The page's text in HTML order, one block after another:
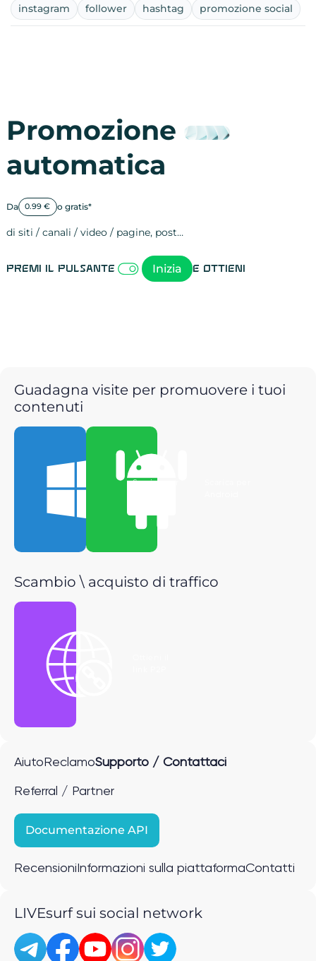
instagram follower hashtag promozione social
Promozione
automatica
Da 0.99 € o gratis*
di siti / canali / video / pagine, post…
Premi il pulsante Inizia e ottieni
Guadagna visite per promuovere i tuoi
contenuti
Scarica per
Scambio \ acquisto di traffico
Aiuto ReclamoSupporto / Contattaci
Referral / Partner
Documentazione API
Recensioni Informazioni sulla piattaformaContatti
LIVEsurf sui social network